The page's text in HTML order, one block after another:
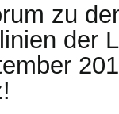
zu
der